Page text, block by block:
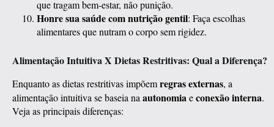
que tragam bem-estar, não punição.
Honre sua saúde com nutrição gentil: Faça escolhas
alimentares que nutram o corpo sem rigidez.
Alimentação Intuitiva X Dietas Restritivas: Qual a Diferença?
Enquanto as dietas restritivas impõemregras externas, a
alimentação intuitiva se baseia na autonomiaeconexão interna.
Veja as principais diferenças: